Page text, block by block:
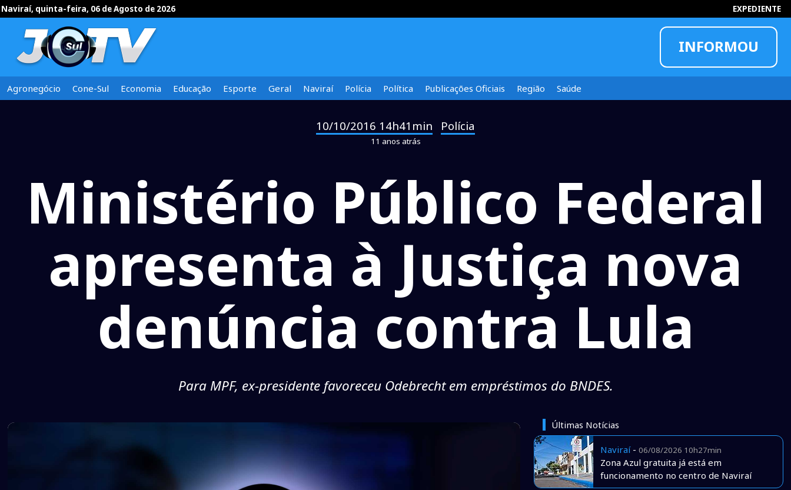
Naviraí, quinta-feira, 06 de Agosto de 2026 EXPEDIENTE
INFORMOU
Agronegócio Cone-Sul Economia Educação Esporte Geral Naviraí Polícia Política Publicações Oficiais Região Saúde
10/10/2016 14h41min Polícia
11 anos atrás
Ministério Público Federal
apresenta à Justiça nova
denúncia contra Lula
Para MPF, ex-presidente favoreceu Odebrecht em empréstimos do BNDES.
Últimas Notícias
Naviraí- 06/08/2026 10h27min
Zona Azul gratuita já está em
funcionamento no centro de Naviraí